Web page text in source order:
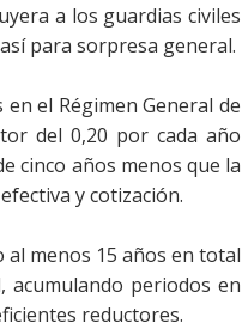
a los guardias civiles
para sorpresa general.
el Régimen General de
del 0,20 por cada año
cinco años menos que la
y cotización.
al menos 15 años en total
acumulando periodos en
reductores.